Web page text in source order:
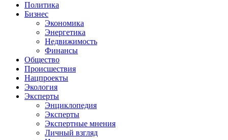
Политика
Бизнес
Экономика
Энергетика
Недвижимость
Финансы
Общество
Происшествия
Нацпроекты
Экология
Эксперты
Энциклопедия
Эксперты
Экспертные мнения
Личный взгляд